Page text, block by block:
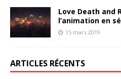
Love Death and
l’animation en
15 mars 2019
ARTICLES RÉCENTS